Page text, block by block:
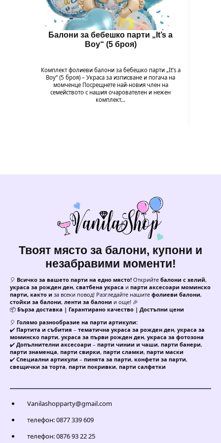
Балони за бебешко парти „It’s a
Boy“ (5 броя)
Комплект фолиеви балони за бебешко парти „It’s a
Boy“ (5 броя) – Украса за изписване и погача на
момченце Посрещнете най-новия член на
семейството с нашия очарователен и нежен
комплект…
Твоят място за балони, купони и
незабравими моменти!
🎈 Всичко за вашето парти на едно място! Открийте балони с хелий,
украса за рожден ден, сватбена украса и парти аксесоари моминско
парти, както и за всеки повод! Разгледайте нашите фолиеви балони,
стойки за балони, ленти за балони и още! 🎉
📦 Бърза доставка | Гарантирано качество | Достъпни цени
🎈 Голямо разнообразие на парти артикули:
✔️ Партита и събития – тематична украса за рожден ден, украса за
моминско парти, украса за първи рожден ден, украса за фотозона
✔️ Допълнителни аксесоари – парти чинии и чаши, парти банери,
парти знаменца, парти свирки, парти сламки, парти маски
✔️ Специални артикули – пинята за парти, конфети за парти,
свещички за торта, парти покривки, парти салфетки
Vanilashopparty@gmail.com
телефон: 0877 339 609
телефон: 0876 93 22 25